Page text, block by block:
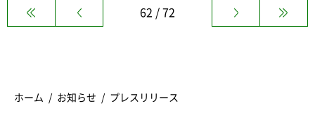
62 / 72
ホーム お知らせ プレスリリース